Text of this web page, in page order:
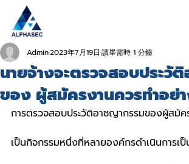
นายจ้างจะตรวจสอบประวั
ของ ผู้สมัครงานควรทำอย่า
Admin2023年7月19日 讀畢需時 1 分鐘
การตรวจสอบประวัติอาชญากรรมของผู้สมัค
เป็นกิจกรรมหนึ่งที่หลายองค์กรดำเนินการเป็